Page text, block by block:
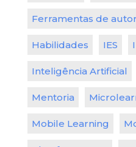
Ferramentas de
Habilidades IES
Inteligência Artificial
Mentoria
Mobile Learning